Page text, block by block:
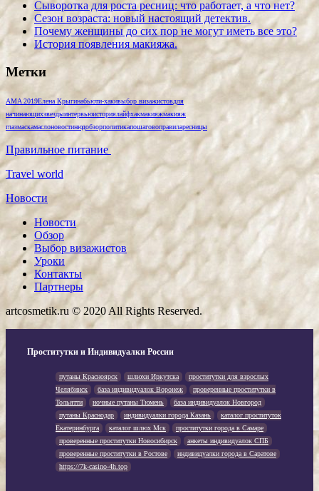
Сыворотка для роста ресниц: что работает, а что нет?
Сезон возраста: новый настоящий детектив.
Почему женщины до сих пор не могут иметь все это?
История появления макияжа.
Метки
AMA 2019Елена Крыгинабьюти-хакивыбор визажистовдля
начинающихзвездыинтервьюисториялайфхакмакияжмакияж
глазмаскамаслоновостинюдобзорполитикапошаговоправиларесницы
Правильное питание
Travel world
Новости
Новости
Обзор
Выбор визажистов
Уроки
Контакты
Партнеры
artcosmetik.ru © 2020 All Rights Reserved.
Проститутки и Индивидуалки России
путаны Красноярск шлюхи Иркутска
проститутки для взрослых
Челябинск
база индивидуалок Воронеж
проверенные проститутки в
Тольятти
ночные путаны Тюмень
база индивидуалок Новгород
путаны Краснодар
индивидуалки города Казань
каталог проституток
Екатеринбурга
каталог шлюх Мск
проститутки города в Самаре
проверенные проститутки Новосибирск
анкеты индивидуалок СПБ
проверенные проститутки в Ростове
индивидуалки города в Саратове
https://7k-casino-4h.top